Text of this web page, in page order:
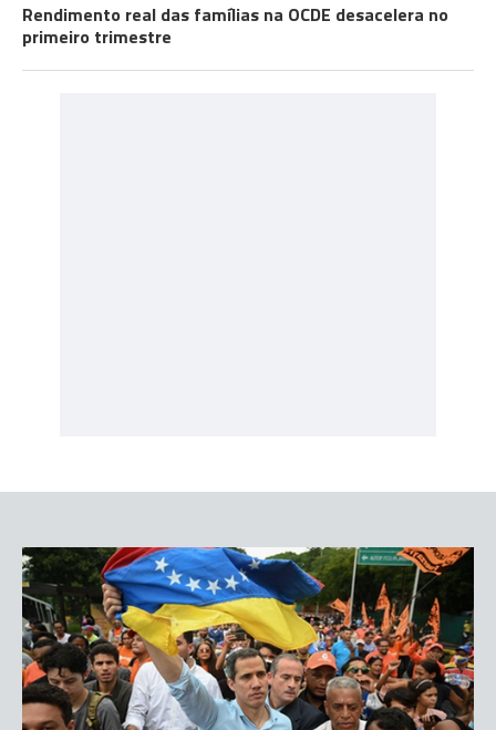
Rendimento real das famílias na OCDE desacelera no
primeiro trimestre